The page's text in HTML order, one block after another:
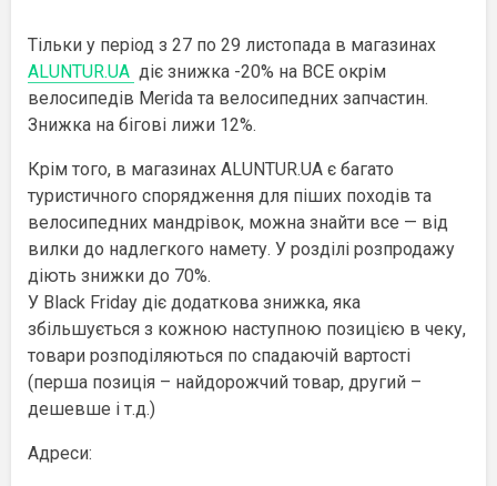
Тільки у період з 27 по 29 листопада в магазинах
ALUNTUR.UA діє знижка -20% на ВСЕ окрім
велосипедів Merida та велосипедних запчастин.
Знижка на бігові лижи 12%.
Крім того, в магазинах ALUNTUR.UA є багато
туристичного спорядження для піших походів та
велосипедних мандрівок, можна знайти все — від
вилки до надлегкого намету. У розділі розпродажу
діють знижки до 70%.
У Black Friday діє додаткова знижка, яка
збільшується з кожною наступною позицією в чеку,
товари розподіляються по спадаючій вартості
(перша позиція – найдорожчий товар, другий –
дешевше і т.д.)
Адреси: